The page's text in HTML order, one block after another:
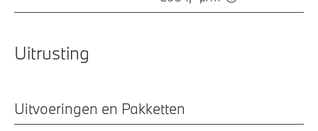
Uitrusting
Uitvoeringen en Pakketten